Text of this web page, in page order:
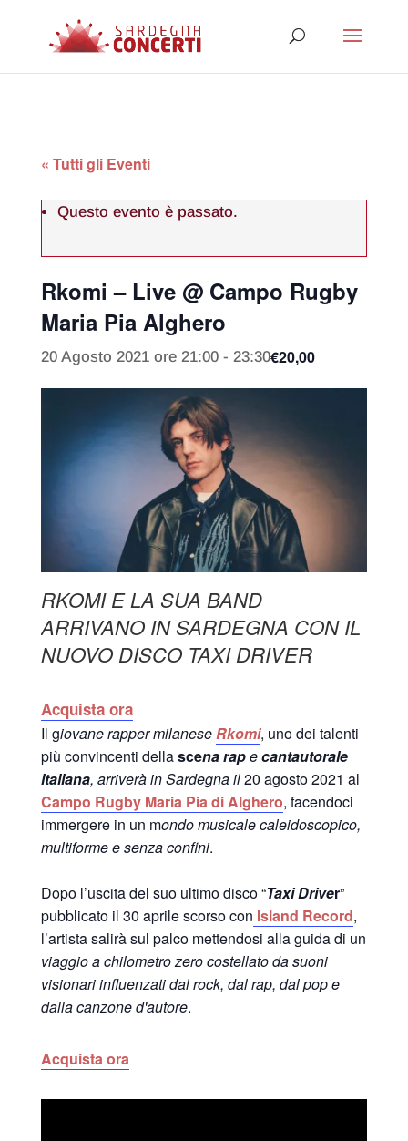
« Tutti gli Eventi
Questo evento è passato.
Rkomi – Live @ Campo Rugby
Maria Pia Alghero
20 Agosto 2021 ore 21:00- 23:30€20,00
RKOMI E LA SUA BAND
ARRIVANO IN SARDEGNA CON IL
NUOVO DISCO TAXI DRIVER
Acquista ora
Il giovane rapper milanese Rkomi, uno dei talenti
più convincenti dellascena rapecantautorale
italiana, arriverà in Sardegna il20 agosto 2021 al
Campo Rugby Maria Pia di Alghero, facendoci
immergere in un mondo musicale caleidoscopico,
multiforme e senza confini.
Dopo l’uscita del suo ultimo disco “Taxi Driver”
pubblicato il 30 aprile scorso con Island Record,
l’artista salirà sul palco mettendosi alla guida di un
viaggio a chilometro zero costellato da suoni
visionari influenzati dal rock, dal rap, dal pop e
dalla canzone d'autore.
Acquista ora